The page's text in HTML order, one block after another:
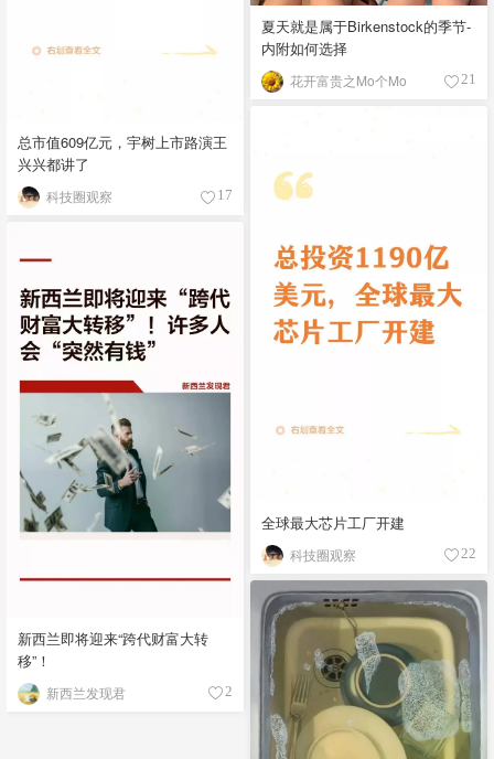
夏天就是属于Birkenstock的季节-
内附如何选择
花开富贵之Mo个Mo 21
总市值609亿元，宇树上市路演王
兴兴都讲了
科技圈观察 17
全球最大芯片工厂开建
科技圈观察 22
新西兰即将迎来“跨代财富大转
移”！
新西兰发现君 2